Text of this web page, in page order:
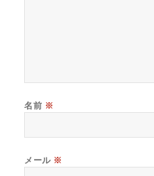
名前 ※
メール ※